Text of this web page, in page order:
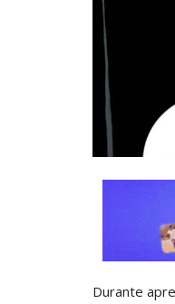
Durante
Ane